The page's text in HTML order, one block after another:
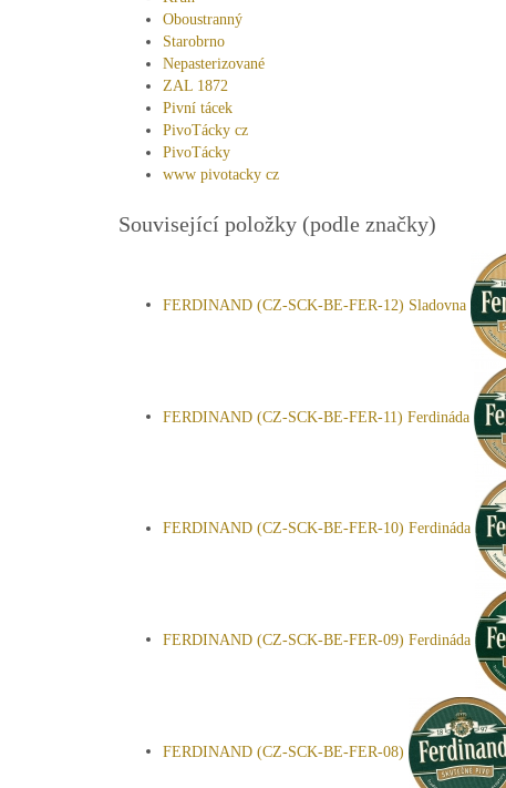
Oboustranný
Starobrno
Nepasterizované
ZAL 1872
Pivní tácek
PivoTácky cz
PivoTácky
www pivotacky cz
Související položky (podle značky)
FERDINAND (CZ-SCK-BE-FER-12) Sladovna
FERDINAND (CZ-SCK-BE-FER-11) Ferdináda
FERDINAND (CZ-SCK-BE-FER-10) Ferdináda
FERDINAND (CZ-SCK-BE-FER-09) Ferdináda
FERDINAND (CZ-SCK-BE-FER-08)